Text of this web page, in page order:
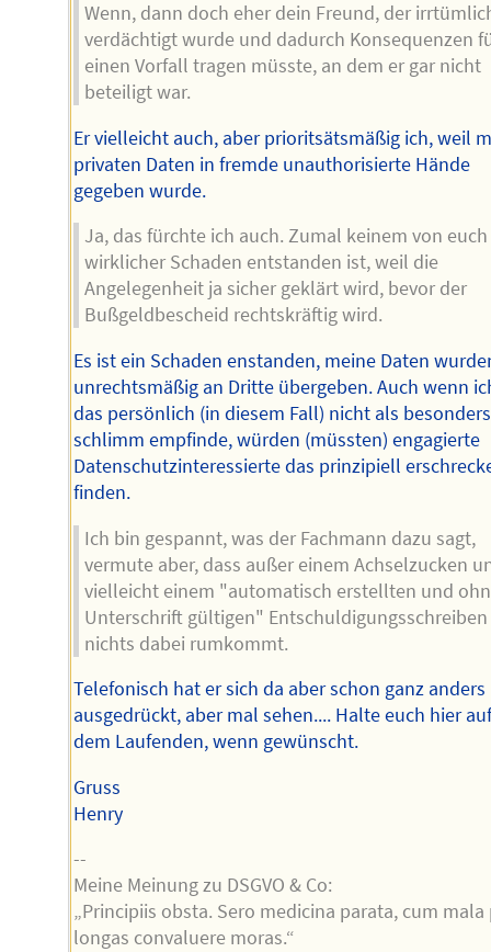
Wenn, dann doch eher dein Freund, der
verdächtigt wurde und dadurch Konsequenzen
einen Vorfall tragen müsste, an dem er gar nicht
beteiligt war.
Er vielleicht auch, aber prioritsätsmäßig ich, weil
privaten Daten in fremde unauthorisierte Hände
gegeben wurde.
Ja, das fürchte ich auch. Zumal keinem von
wirklicher Schaden entstanden ist, weil die
Angelegenheit ja sicher geklärt wird, bevor der
Bußgeldbescheid rechtskräftig wird.
Es ist ein Schaden enstanden, meine Daten
unrechtsmäßig an Dritte übergeben. Auch wenn
das persönlich (in diesem Fall) nicht als besonders
schlimm empfinde, würden (müssten) engagierte
Datenschutzinteressierte das prinzipiell
finden.
Ich bin gespannt, was der Fachmann dazu sagt,
vermute aber, dass außer einem Achselzucken
vielleicht einem "automatisch erstellten und
Unterschrift gültigen" Entschuldigungsschreiben
nichts dabei rumkommt.
Telefonisch hat er sich da aber schon ganz anders
ausgedrückt, aber mal sehen.... Halte euch hier
dem Laufenden, wenn gewünscht.
Gruss
Henry
--
Meine Meinung zu DSGVO & Co:
„Principiis obsta. Sero medicina parata, cum mala
longas convaluere moras.“